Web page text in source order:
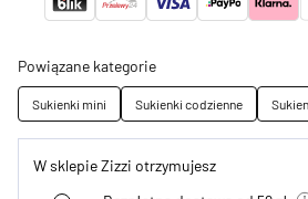
Powiązane kategorie
Sukienki mini Sukienki codzienne
W sklepie Zizzi otrzymujesz